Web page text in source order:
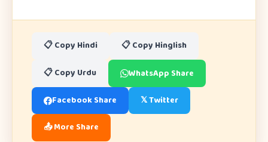
📋 Copy Hindi 📋 Copy Hinglish
📋 Copy Urdu WhatsApp Share
Facebook Share 𝕏 Twitter
📤 More Share